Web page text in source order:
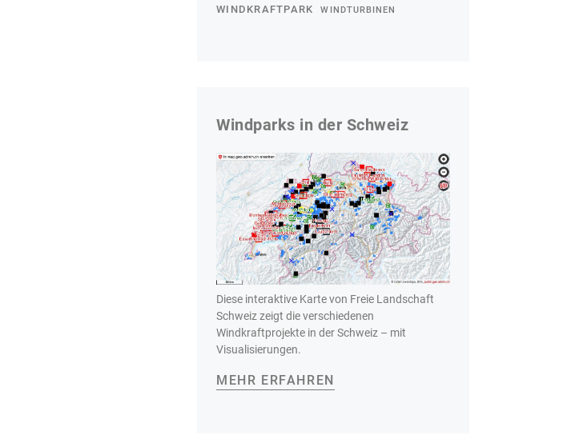
WINDKRAFTPARK WINDTURBINEN
Windparks in der Schweiz
Diese interaktive Karte von Freie Landschaft
Schweiz zeigt die verschiedenen
Windkraftprojekte in der Schweiz – mit
Visualisierungen.
MEHR ERFAHREN